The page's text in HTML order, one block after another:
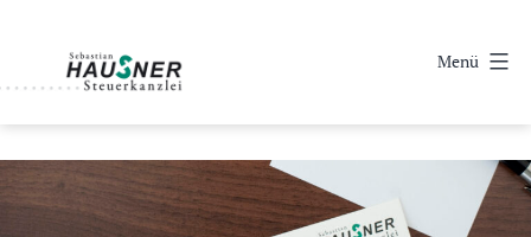
springen
Hausner
Steuerberater
Menü